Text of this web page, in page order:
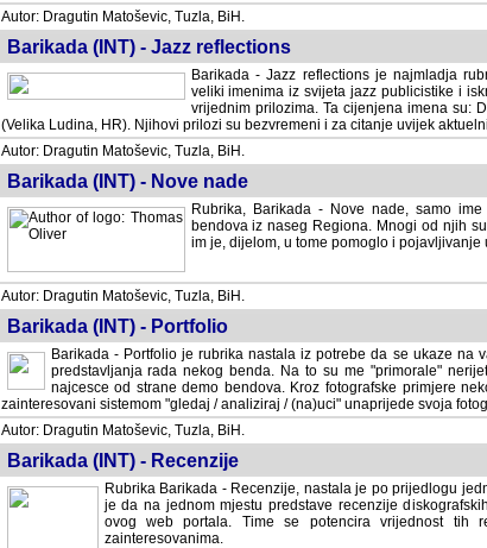
Autor: Dragutin Matoševic, Tuzla, BiH.
Barikada (INT) - Jazz reflections
Barikada - Jazz reflections je najmladja
imenima iz svijeta jazz publicistike i
vrijednim prilozima. Ta cijenjena imena su:
(Velika Ludina, HR). Njihovi prilozi su bezvremeni i za citanje uvijek aktuelni.
Autor: Dragutin Matoševic, Tuzla, BiH.
Barikada (INT) - Nove nade
Rubrika, Barikada - Nove nade, samo
bendova iz naseg Regiona. Mnogi od njih su
je, dijelom, u tome pomoglo i pojavljivanje u
Autor: Dragutin Matoševic, Tuzla, BiH.
Barikada (INT) - Portfolio
Barikada - Portfolio je rubrika nastala iz potrebe da se ukaze na
predstavljanja rada nekog benda. Na to su me "primorale"
najcesce od strane demo bendova. Kroz fotografske primjere
zainteresovani sistemom "gledaj / analiziraj / (na)uci" unaprijede svoja
Autor: Dragutin Matoševic, Tuzla, BiH.
Barikada (INT) - Recenzije
Rubrika Barikada - Recenzije, nastala je po prijedlogu
je da na jednom mjestu predstave recenzije
ovog web portala. Time se potencira vrijednost
zainteresovanima.